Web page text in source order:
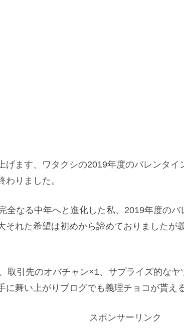
げます、ワタクシの2019年度のバレンタ
わりました。
全なる中年へと進化した私、2019年度の
それた希望は初めから諦めておりましたが
取引先のオバチャン×1、サプライズ的な
に舞い上がりブログでも義理チョコが貰え
スポンサーリンク